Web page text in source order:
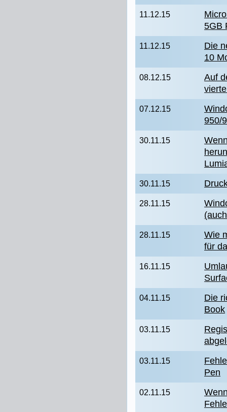
11.12.15
5GB
11.12.15
Die
10
08.12.15
Auf
07.12.15
950/
30.11.15
30.11.15
28.11.15
28.11.15
Wie
für
16.11.15
04.11.15
Die
Book
03.11.15
03.11.15
Pen
02.11.15